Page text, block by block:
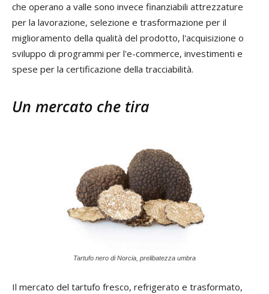
che operano a valle sono invece finanziabili attrezzature
per la lavorazione, selezione e trasformazione per il
miglioramento della qualità del prodotto, l'acquisizione o
sviluppo di programmi per l'e-commerce, investimenti e
spese per la certificazione della tracciabilità.
Un mercato che tira
Tartufo nero di Norcia, prelibatezza umbra
Il mercato del tartufo fresco, refrigerato e trasformato,